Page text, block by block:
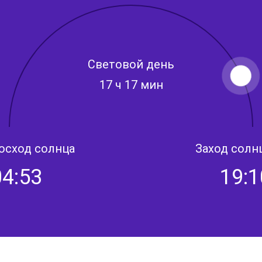
Световой день
17 ч 17 мин
солнца Заход